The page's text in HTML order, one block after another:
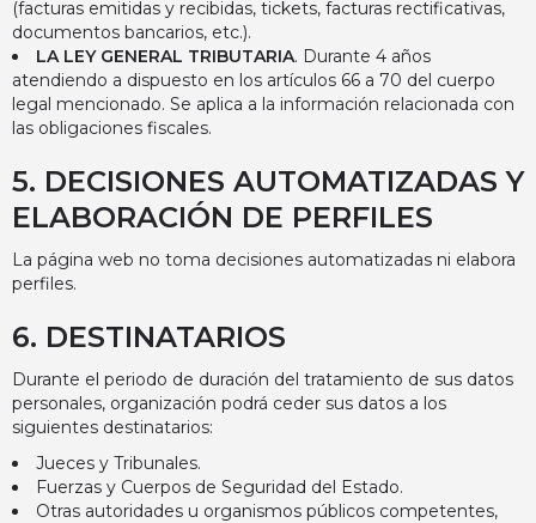
(facturas emitidas y recibidas, tickets, facturas rectificativas,
documentos bancarios, etc.).
LA LEY GENERAL TRIBUTARIA. Durante 4 años
atendiendo a dispuesto en los artículos 66 a 70 del cuerpo
legal mencionado. Se aplica a la información relacionada con
las obligaciones fiscales.
5. DECISIONES AUTOMATIZADAS Y
ELABORACIÓN DE PERFILES
La página web no toma decisiones automatizadas ni elabora
perfiles.
6. DESTINATARIOS
Durante el periodo de duración del tratamiento de sus datos
personales, organización podrá ceder sus datos a los
siguientes destinatarios:
Jueces y Tribunales.
Fuerzas y Cuerpos de Seguridad del Estado.
Otras autoridades u organismos públicos competentes,